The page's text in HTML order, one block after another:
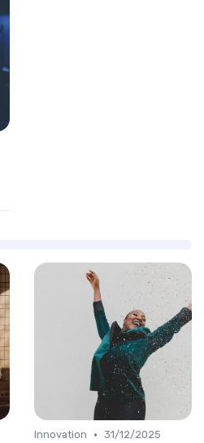
Innovation • 31/12/2025